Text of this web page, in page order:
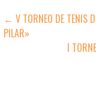
NAVEGACIÓN
DE
← V TORNEO DE TENIS
PILAR»
I